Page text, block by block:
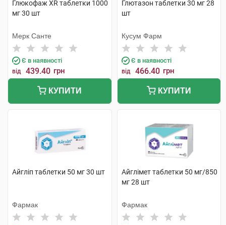
Глюкофаж XR таблетки 1000
мг 30 шт
Мерк Санте
Є в наявності
від 439.40 грн
КУПИТИ
Глютазон таблетки 30 мг 28
шт
Кусум Фарм
Є в наявності
від 466.40 грн
КУПИТИ
Айгліп таблетки 50 мг 30 шт
Фармак
Айглімет таблетки 50 мг/850
мг 28 шт
Фармак